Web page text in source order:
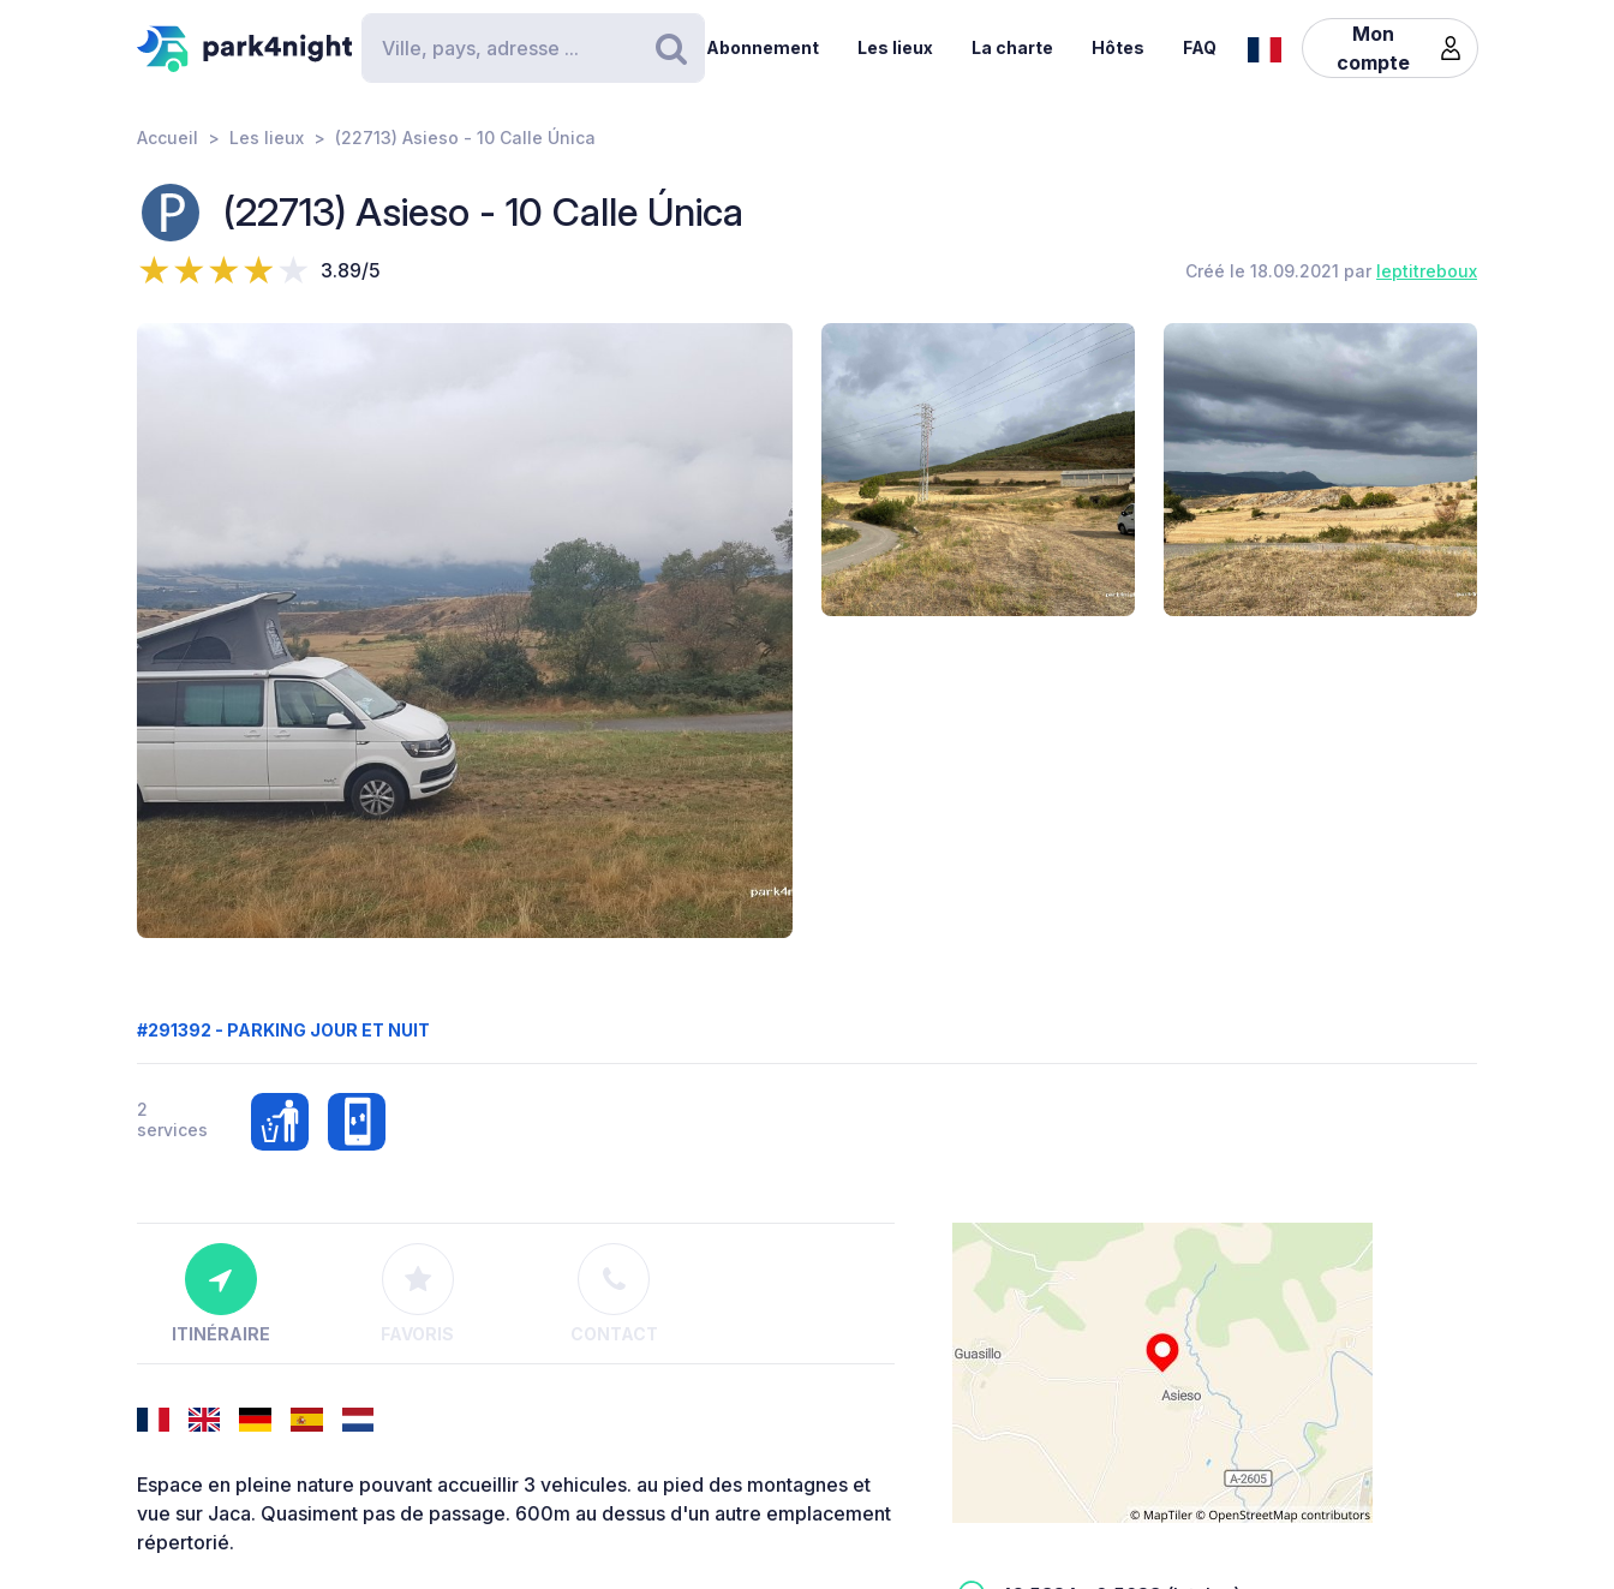
Rechercher
Abonnement Les lieux La charte Hôtes FAQ
Mon
compte
Accueil Les lieux (22713) Asieso - 10 Calle Única
(22713) Asieso - 10 Calle Única
3.89/5 Créé le 18.09.2021 par leptitreboux
#291392 - PARKING JOUR ET NUIT
2
services
ITINÉRAIRE FAVORIS CONTACT
Espace en pleine nature pouvant accueillir 3 vehicules. au pied des montagnes et
vue sur Jaca. Quasiment pas de passage. 600m au dessus d'un autre emplacement
répertorié.